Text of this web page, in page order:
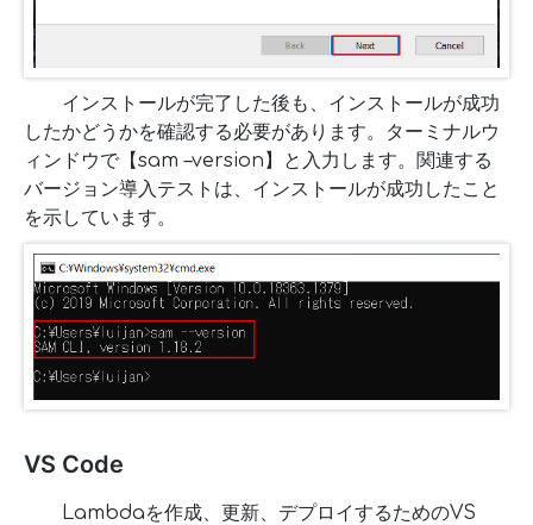
インストールが完了した後も、インストールが成功
したかどうかを確認する必要があります。ターミナルウ
ィンドウで【sam –version】と入力します。関連する
バージョン導入テストは、インストールが成功したこと
を示しています。
VS Code
Lambdaを作成、更新、デプロイするためのVS